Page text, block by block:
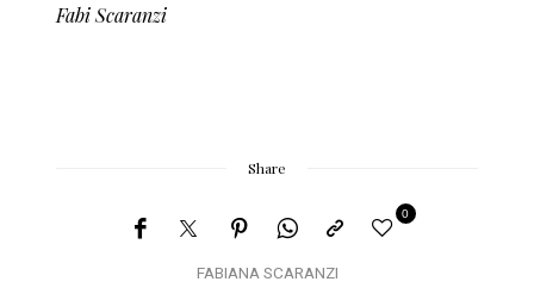
Fabi Scaranzi
Share
FABIANA SCARANZI
0